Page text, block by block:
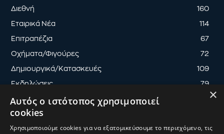
Διεθνή 160
Εταιρικά Νέα 114
Επιτραπέζια 67
Οχήματα/Φιγούρες 72
Δημιουργικά/Κατασκευές 109
Εκδηλώσεις 79
×
Αυτός ο ιστότοπος χρησιμοποιεί
cookies
Χρησιμοποιούμε cookies για να εξατομικεύσουμε το περιεχόμενο, τις